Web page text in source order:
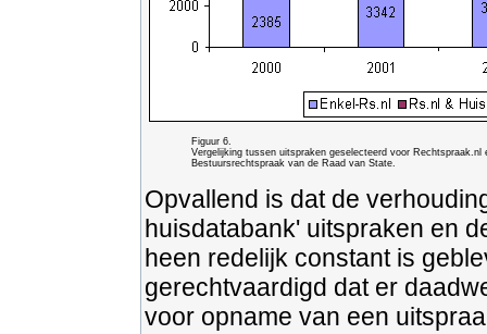
Figuur 6.
Vergelijking tussen uitspraken geselecteerd voor
Bestuursrechtspraak van de Raad van State.
Opvallend is dat de
huisdatabank' uitspraken en
heen redelijk constant is
gerechtvaardigd dat er
voor opname van een